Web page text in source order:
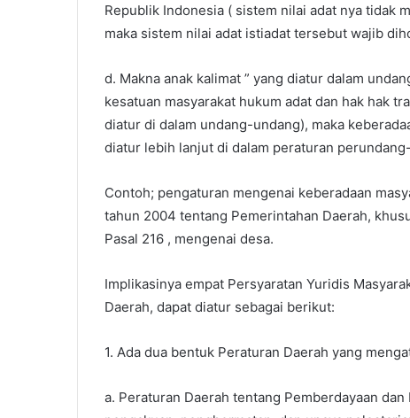
Republik Indonesia ( sistem nilai adat nya tidak
maka sistem nilai adat istiadat tersebut wajib
d. Makna anak kalimat ” yang diatur dalam
kesatuan masyarakat hukum adat dan hak hak
diatur di dalam undang-undang), maka
diatur lebih lanjut di dalam peraturan
Contoh; pengaturan mengenai keberadaan
tahun 2004 tentang Pemerintahan Daerah,
Pasal 216 , mengenai desa.
Implikasinya empat Persyaratan Yuridis
Daerah, dapat diatur sebagai berikut:
1. Ada dua bentuk Peraturan Daerah yang
a. Peraturan Daerah tentang Pemberdayaan